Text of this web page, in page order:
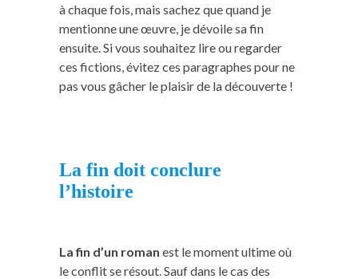
à chaque fois, mais sachez que quand je
mentionne une œuvre, je dévoile sa fin
ensuite. Si vous souhaitez lire ou regarder
ces fictions, évitez ces paragraphes pour ne
pas vous gâcher le plaisir de la découverte !
La fin doit conclure
l’histoire
La fin d’un roman est le moment ultime où
le conflit se résout. Sauf dans le cas des